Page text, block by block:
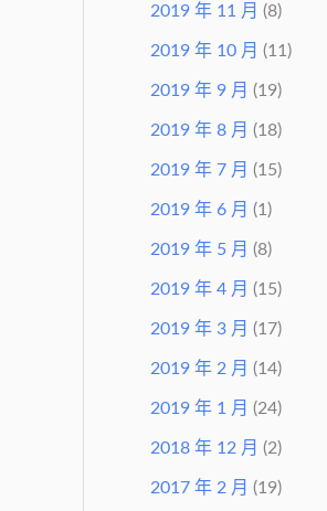
2019 年 11 月 (8)
2019 年 10 月 (11)
2019 年 9 月 (19)
2019 年 8 月 (18)
2019 年 7 月 (15)
2019 年 6 月 (1)
2019 年 5 月 (8)
2019 年 4 月 (15)
2019 年 3 月 (17)
2019 年 2 月 (14)
2019 年 1 月 (24)
2018 年 12 月 (2)
2017 年 2 月 (19)